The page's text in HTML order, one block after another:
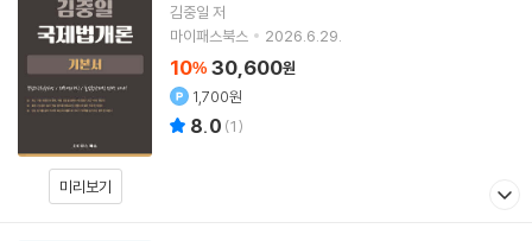
미리보기
김중일 저
마이패스북스
2026.6.29.
10% 30,600원
1,700원
8.0 (1)